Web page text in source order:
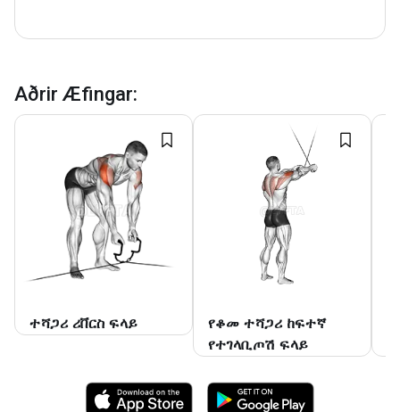
Aðrir Æfingar:
ተሻጋሪ ሪቨርስ ፍላይ
የቆመ ተሻጋሪ ከፍተኛ
የተገላቢጦሽ ፍላይ